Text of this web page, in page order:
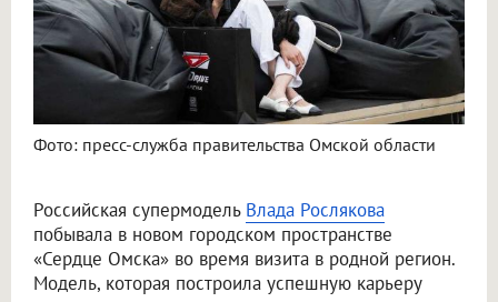
Фото: пресс-служба правительства Омской области
Российская супермодель Влада Рослякова
побывала в новом городском пространстве
«Сердце Омска» во время визита в родной регион.
Модель, которая построила успешную карьеру